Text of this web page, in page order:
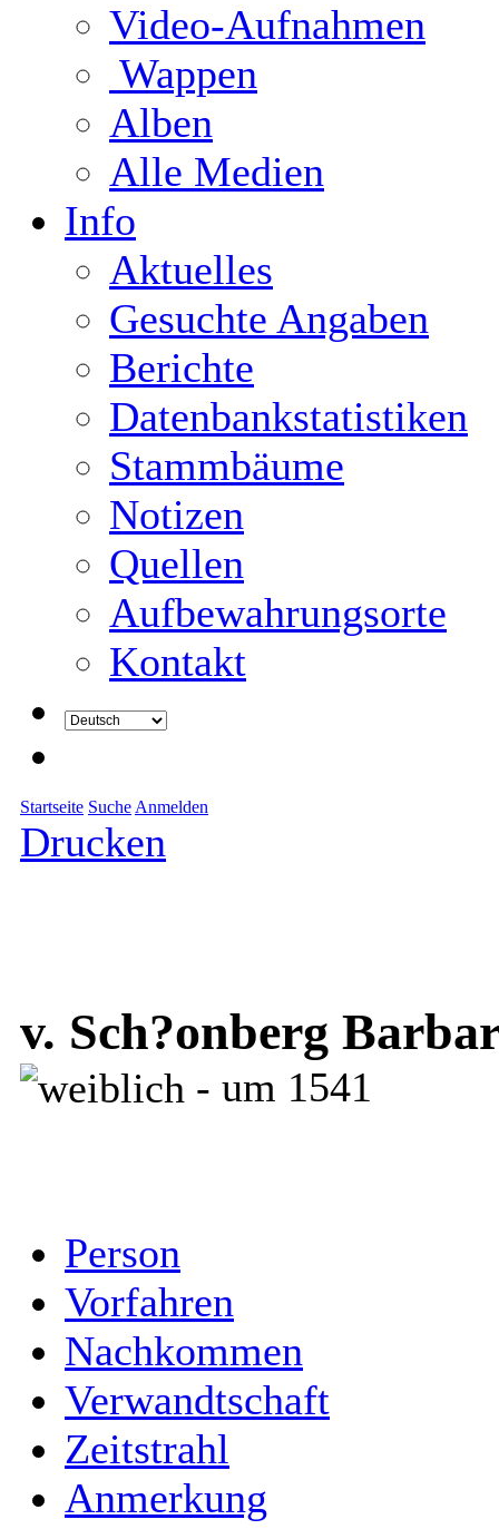
Video-Aufnahmen
Wappen
Alben
Alle Medien
Info
Aktuelles
Gesuchte Angaben
Berichte
Datenbankstatistiken
Stammbäume
Notizen
Quellen
Aufbewahrungsorte
Kontakt
Startseite Suche Anmelden
Drucken
v. Sch?onberg
- um 1541
Person
Vorfahren
Nachkommen
Verwandtschaft
Zeitstrahl
Anmerkung